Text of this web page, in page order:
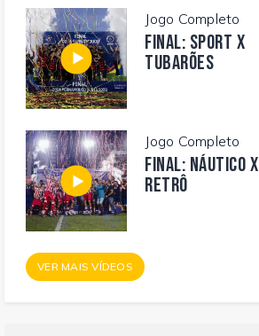
Jogo Completo
FINAL: SPORT X
TUBARÕES
Jogo Completo
FINAL: NÁUTICO X
RETRÔ
VER MAIS VÍDEOS